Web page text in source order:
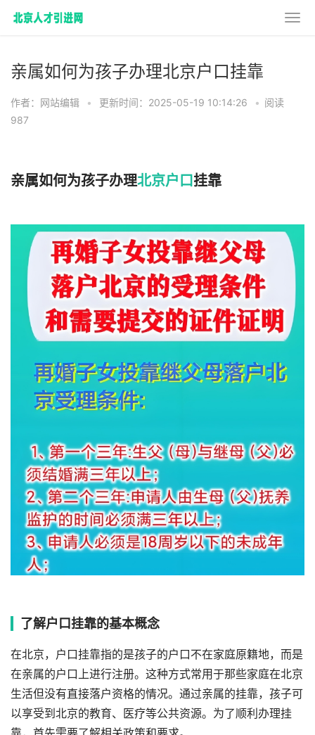
亲属如何为孩子办理北京户口挂靠
作者：网站编辑 • 更新时间：2025-05-19 10:14:26 • 阅读
987
亲属如何为孩子办理北京户口挂靠
了解户口挂靠的基本概念
在北京，户口挂靠指的是孩子的户口不在家庭原籍地，而是
在亲属的户口上进行注册。这种方式常用于那些家庭在北京
生活但没有直接落户资格的情况。通过亲属的挂靠，孩子可
以享受到北京的教育、医疗等公共资源。为了顺利办理挂